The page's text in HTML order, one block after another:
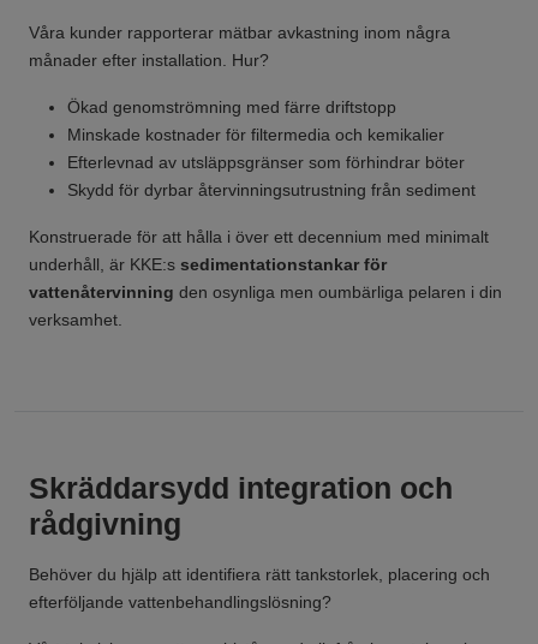
Våra kunder rapporterar mätbar avkastning inom några
månader efter installation. Hur?
Ökad genomströmning med färre driftstopp
Minskade kostnader för filtermedia och kemikalier
Efterlevnad av utsläppsgränser som förhindrar böter
Skydd för dyrbar återvinningsutrustning från sediment
Konstruerade för att hålla i över ett decennium med minimalt
underhåll, är KKE:s sedimentationstankar för
vattenåtervinning den osynliga men oumbärliga pelaren i din
verksamhet.
Skräddarsydd integration och
rådgivning
Behöver du hjälp att identifiera rätt tankstorlek, placering och
efterföljande vattenbehandlingslösning?